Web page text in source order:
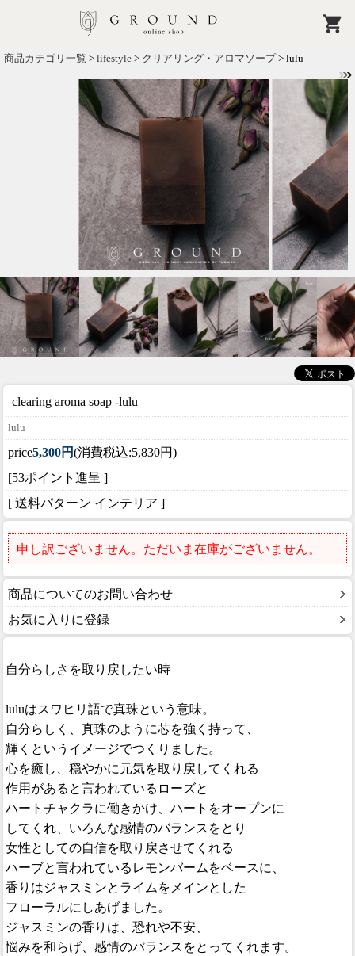
商品カテゴリ一覧 > lifestyle > クリアリング・アロマソープ > lulu
clearing aroma soap -lulu
lulu
price5,300円(消費税込:5,830円)
[53ポイント進呈 ]
[ 送料パターン インテリア ]
申し訳ございません。ただいま在庫がございません。
商品についてのお問い合わせ
お気に入りに登録
自分らしさを取り戻したい時
luluはスワヒリ語で真珠という意味。
自分らしく、真珠のように芯を強く持って、
輝くというイメージでつくりました。
心を癒し、穏やかに元気を取り戻してくれる
作用があると言われているローズと
ハートチャクラに働きかけ、ハートをオープンに
してくれ、いろんな感情のバランスをとり
女性としての自信を取り戻させてくれる
ハーブと言われているレモンバームをベースに、
香りはジャスミンとライムをメインとした
フローラルにしあげました。
ジャスミンの香りは、恐れや不安、
悩みを和らげ、感情のバランスをとってくれます。